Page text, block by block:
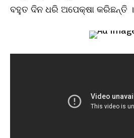
ବହୁତ ଦିନ ଧରି ଅପେକ୍ଷା କରିଛନ୍ତି ।